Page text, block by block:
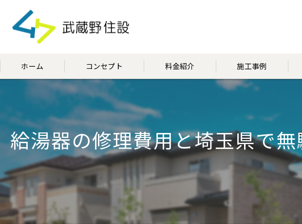
ホーム コンセプト
代表挨拶
料金紹介 施工事例
給湯器の修理費用と埼玉県で